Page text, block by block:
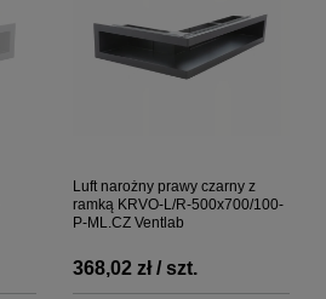
Luft narożny prawy czarny z
ramką KRVO-L/R-500x700/100-
P-ML.CZ Ventlab
368,02 zł / szt.